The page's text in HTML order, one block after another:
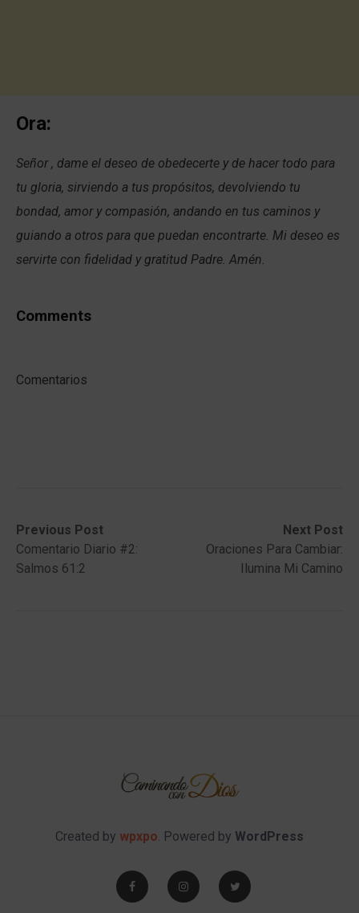
Ora:
Señor , dame el deseo de obedecerte y de hacer todo para
tu gloria, sirviendo a tus propósitos, devolviendo tu
bondad, amor y compasión, andando en tus caminos y
guiando a otros para que puedan encontrarte. Mi deseo es
servirte con fidelidad y gratitud Padre. Amén.
Comments
Comentarios
Post
navigation
Previous Post
Previous
post:Comentario Diario #2:
Salmos 61:2
Next Post
Next
post:
Oraciones Para Cambiar:
Ilumina Mi Camino
Created by wpxpo. Powered by WordPress